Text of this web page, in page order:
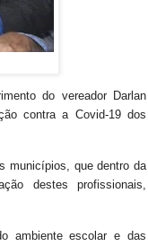
do vereador Darlan
contra a Covid-19 dos
municípios, que dentro da
destes profissionais,
ambiente escolar e das